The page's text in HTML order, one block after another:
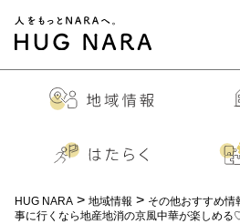
HUG NARA > 地域情報 > その他おすすめ情
事に行くなら地産地消の京風中華が楽しめ